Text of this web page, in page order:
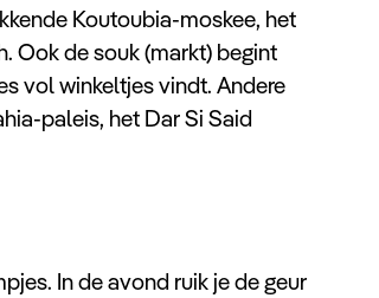
Koutoubia-moskee, het
Ook de souk (markt) begint
vol winkeltjes vindt. Andere
paleis, het Dar Si Said
In de avond ruik je de geur